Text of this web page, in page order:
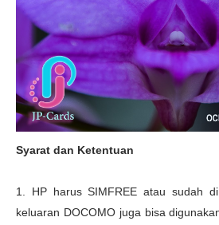
Syarat dan Ketentuan
1. HP harus SIMFREE atau sudah
keluaran DOCOMO juga bisa